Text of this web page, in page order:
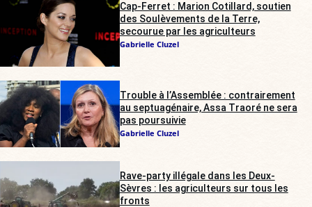
Cap-Ferret : Marion Cotillard, soutien
des Soulèvements de la Terre,
secourue par les agriculteurs
Gabrielle Cluzel
Trouble à l’Assemblée : contrairement
au septuagénaire, Assa Traoré ne sera
pas poursuivie
Gabrielle Cluzel
Rave-party illégale dans les Deux-
Sèvres : les agriculteurs sur tous les
fronts